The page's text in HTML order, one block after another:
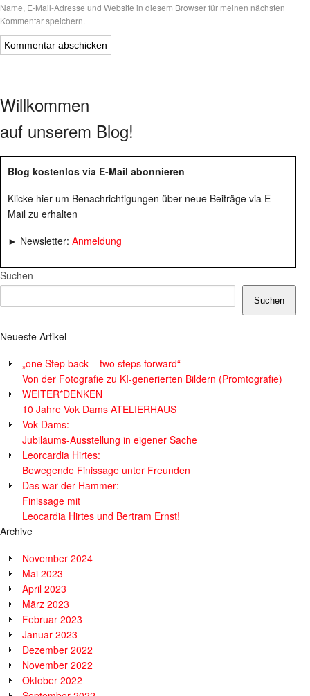
Name, E-Mail-Adresse und Website in diesem Browser für meinen nächsten
Kommentar speichern.
Willkommen
auf unserem Blog!
Blog kostenlos via E-Mail abonnieren
Klicke hier um Benachrichtigungen über neue Beiträge via E-
Mail zu erhalten
► Newsletter: Anmeldung
Suchen
Suchen
Neueste Artikel
„one Step back – two steps forward“
Von der Fotografie zu KI-generierten Bildern (Promtografie)
WEITER*DENKEN
10 Jahre Vok Dams ATELIERHAUS
Vok Dams:
Jubiläums-Ausstellung in eigener Sache
Leorcardia Hirtes:
Bewegende Finissage unter Freunden
Das war der Hammer:
Finissage mit
Leocardia Hirtes und Bertram Ernst!
Archive
November 2024
Mai 2023
April 2023
März 2023
Februar 2023
Januar 2023
Dezember 2022
November 2022
Oktober 2022